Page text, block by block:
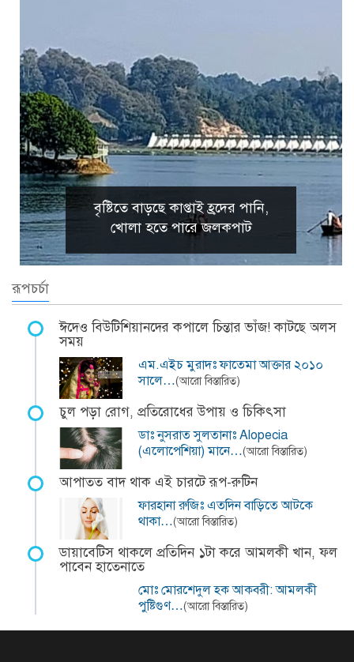
বৃষ্টিতে বাড়ছে কাপ্তাই হ্রদের পানি,
খোলা হতে পারে জলকপাট
রূপচর্চা
ঈদেও বিউটিশিয়ানদের কপালে চিন্তার ভাঁজ! কাটছে অলস
সময়
এম.এইচ মুরাদঃ ফাতেমা আক্তার ২০১০
সালে…(আরো বিস্তারিত)
চুল পড়া রোগ, প্রতিরোধের উপায় ও চিকিৎসা
ডাঃ নুসরাত সুলতানাঃ Alopecia
(এলোপেশিয়া) মানে…(আরো বিস্তারিত)
আপাতত বাদ থাক এই চারটে রূপ-রুটিন
ফারহানা রুজিঃ এতদিন বাড়িতে আটকে
থাকা…(আরো বিস্তারিত)
ডায়াবেটিস থাকলে প্রতিদিন ১টা করে আমলকী খান, ফল
পাবেন হাতেনাতে
মোঃ মোরশেদুল হক আকবরী: আমলকী
পুষ্টিগুণ…(আরো বিস্তারিত)